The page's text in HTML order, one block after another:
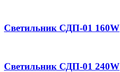
Светильник СДП-01 160W
Светильник СДП-01 240W